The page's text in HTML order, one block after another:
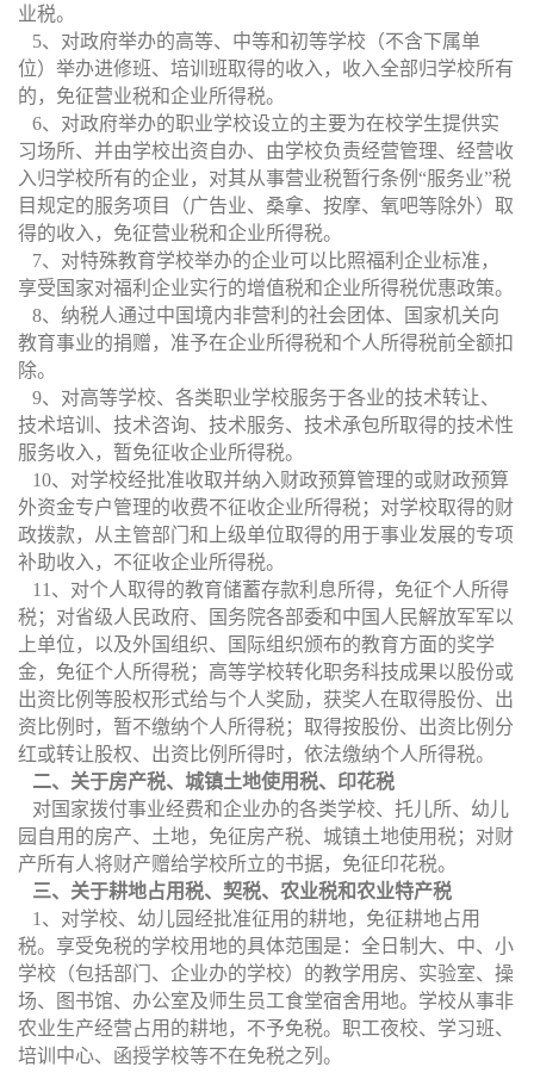
业税。
5、对政府举办的高等、中等和初等学校（不含下属单
位）举办进修班、培训班取得的收入，收入全部归学校所有
的，免征营业税和企业所得税。
6、对政府举办的职业学校设立的主要为在校学生提供实
习场所、并由学校出资自办、由学校负责经营管理、经营收
入归学校所有的企业，对其从事营业税暂行条例“服务业”税
目规定的服务项目（广告业、桑拿、按摩、氧吧等除外）取
得的收入，免征营业税和企业所得税。
7、对特殊教育学校举办的企业可以比照福利企业标准，
享受国家对福利企业实行的增值税和企业所得税优惠政策。
8、纳税人通过中国境内非营利的社会团体、国家机关向
教育事业的捐赠，准予在企业所得税和个人所得税前全额扣
除。
9、对高等学校、各类职业学校服务于各业的技术转让、
技术培训、技术咨询、技术服务、技术承包所取得的技术性
服务收入，暂免征收企业所得税。
10、对学校经批准收取并纳入财政预算管理的或财政预算
外资金专户管理的收费不征收企业所得税；对学校取得的财
政拨款，从主管部门和上级单位取得的用于事业发展的专项
补助收入，不征收企业所得税。
11 、对个人取得的教育储蓄存款利息所得，免征个人所得
税；对省级人民政府、国务院各部委和中国人民解放军军以
上单位，以及外国组织、国际组织颁布的教育方面的奖学
金，免征个人所得税；高等学校转化职务科技成果以股份或
出资比例等股权形式给与个人奖励，获奖人在取得股份、出
资比例时，暂不缴纳个人所得税；取得按股份、出资比例分
红或转让股权、出资比例所得时，依法缴纳个人所得税。
二、关于房产税、城镇土地使用税、印花税
对国家拨付事业经费和企业办的各类学校、托儿所、幼儿
园自用的房产、土地，免征房产税、城镇土地使用税；对财
产所有人将财产赠给学校所立的书据，免征印花税。
三、关于耕地占用税、契税、农业税和农业特产税
1 、对学校、幼儿园经批准征用的耕地，免征耕地占用
税。享受免税的学校用地的具体范围是：全日制大、中、小
学校（包括部门、企业办的学校）的教学用房、实验室、操
场、图书馆、办公室及师生员工食堂宿舍用地。学校从事非
农业生产经营占用的耕地，不予免税。职工夜校、学习班、
培训中心、函授学校等不在免税之列。